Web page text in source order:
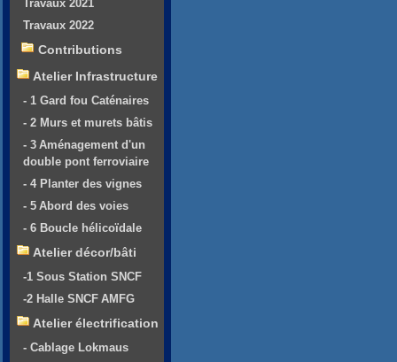
Travaux 2021
Travaux 2022
Contributions
Atelier Infrastructure
- 1 Gard fou Caténaires
- 2 Murs et murets bâtis
- 3 Aménagement d'un
double pont ferroviaire
- 4 Planter des vignes
- 5 Abord des voies
- 6 Boucle hélicoïdale
Atelier décor/bâti
-1 Sous Station SNCF
-2 Halle SNCF AMFG
Atelier électrification
- Cablage Lokmaus